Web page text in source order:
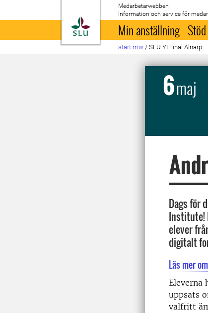
Till startsida
Medarbetarwebben
Information och service för
Min anställning
start mw / SLU YI Final Alnarp
6maj
Dags för
Institute!
elever
digitalt
Läs mer
Eleverna
uppsats
valfritt